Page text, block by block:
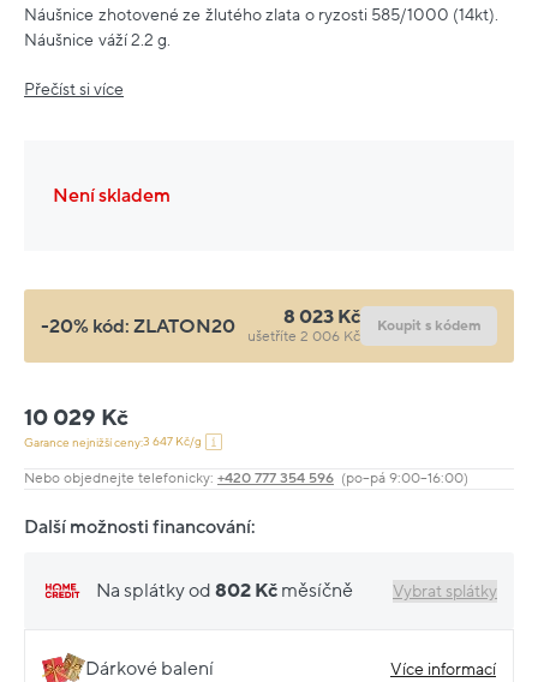
Náušnice zhotovené ze žlutého zlata o ryzosti 585/1000 (14kt).
Náušnice váží 2.2 g.
Přečíst si více
Není skladem
-20% kód: ZLATON20 8 023 Kč
ušetříte 2 006 Kč
Koupit s kódem
10 029 Kč
Garance nejnižší ceny:3 647 Kč/g
Nebo objednejte telefonicky: +420 777 354 596 (po–pá 9:00–16:00)
Další možnosti financování:
Na splátky od 802 Kč měsíčně Vybrat splátky
Dárkové balení Více informací